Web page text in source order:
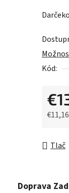
je
z
5
Kód:
Tlač
Doprava